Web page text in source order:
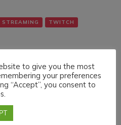
STREAMING TWITCH
to give you the most
your preferences
“Accept”, you consent to